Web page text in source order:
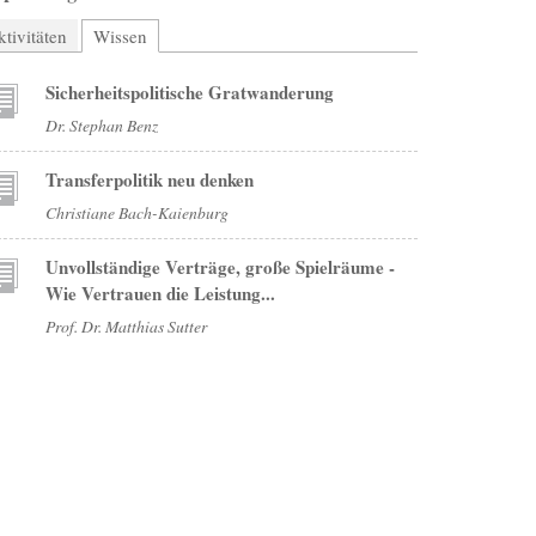
Wissen
Sicherheitspolitische Gratwanderung
Dr. Stephan Benz
Transferpolitik neu denken
Christiane Bach-Kaienburg
Unvollständige Verträge, große Spielräume -
Wie Vertrauen die Leistung...
Prof. Dr. Matthias Sutter